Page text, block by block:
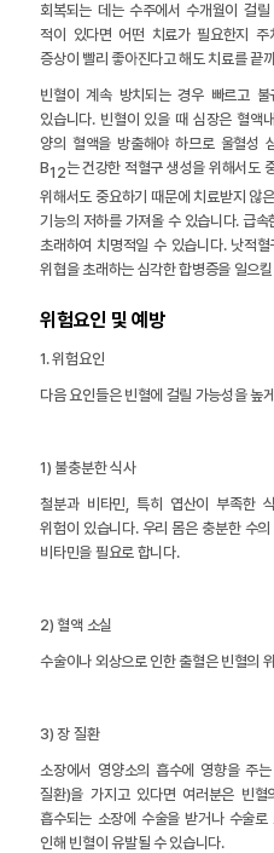
회복되는 데는 수주에서 수개월이 걸
적이 있다면 어떤 치료가 필요한지
증상이 빨리 좋아진다고 해도 치료를 끝
빈혈이 계속 방치되는 경우 빠르고
있습니다. 빈혈이 있을 때 심장은 혈액
양의 혈액을 방출해야 하므로 울혈성
B12는 건강한 적혈구 생성을 위해서도
위해서도 중요하기 때문에 치료받지 않
기능의 저하를 가져올 수 있습니다. 급
초래하여 치명적일 수 있습니다. 낫적
위협을 초래하는 심각한 합병증을 일으
위험요인 및 예방
1. 위험요인
다음 요인들은 빈혈에 걸릴 가능성을 높
1) 불충분한 식사
철분과 비타민, 특히 엽산이 부족한
위험이 있습니다. 우리 몸은 충분한 수
비타민을 필요로 합니다.
2) 혈액 소실
수술이나 외상으로 인한 출혈은 빈혈의
3) 장 질환
소장에서 영양소의 흡수에 영향을 주
질환)을 가지고 있다면 여러분은 빈
흡수되는 소장에 수술을 받거나 수술
인해 빈혈이 유발될 수 있습니다.